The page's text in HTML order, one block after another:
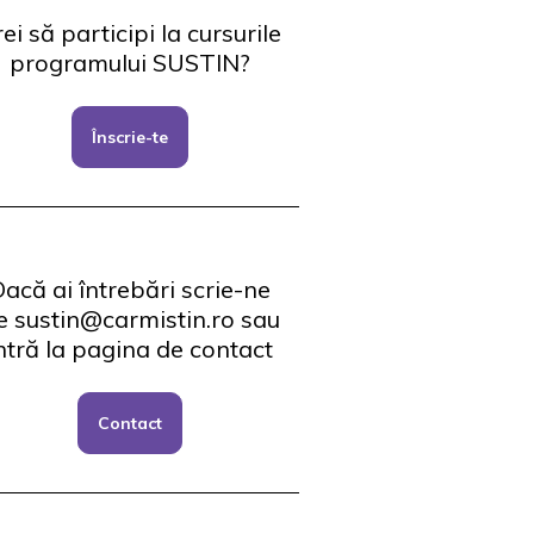
să participi la cursurile
programului SUSTIN?
Înscrie-te
ai întrebări scrie-ne
sustin@carmistin.ro sau
la pagina de contact
Contact